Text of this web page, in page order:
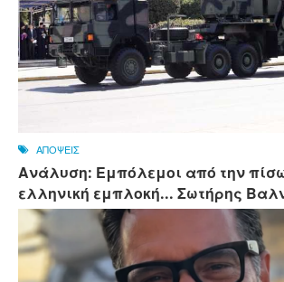
ΑΠΟΨΕΙΣ
Ανάλυση: Εμπόλεμοι από την
ελληνική εμπλοκή... Σωτήρης